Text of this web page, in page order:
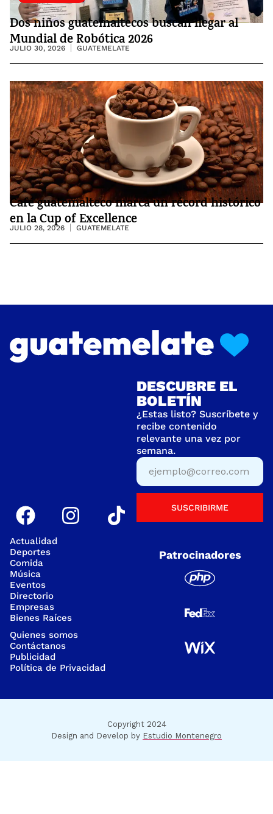
Dos niños guatemaltecos buscan llegar al
Mundial de Robótica 2026
JULIO 30, 2026 GUATEMELATE
Café guatemalteco marca un récord histórico
en la Cup of Excellence
JULIO 28, 2026 GUATEMELATE
Actualidad
Deportes
Comida
Música
Eventos
Directorio
Empresas
Bienes Raíces
Quienes somos
Contáctanos
Publicidad
Política de Privacidad
DESCUBRE EL
BOLETÍN
¿Estas listo? Suscríbete y
recibe contenido
relevante una vez por
semana.
SUSCRIBIRME
Patrocinadores
Copyright 2024
Design and Develop by Estudio Montenegro